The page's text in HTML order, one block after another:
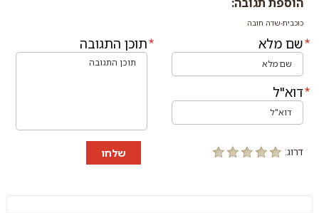
כוכבית-שדה חובה
שם מלא
דוא"ל
תוכן התגובה
דרוג: שלחו